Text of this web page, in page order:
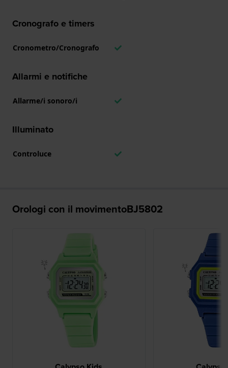
Cronografo e timers
Cronometro/Cronografo
Allarmi e notifiche
Allarme/i sonoro/i
Illuminato
Controluce
Orologi con il movimentoBJ5802